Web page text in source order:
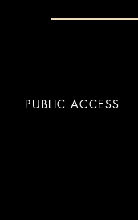
PUBLIC ACCESS